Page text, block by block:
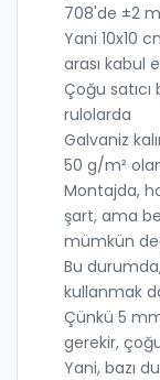
708'de ±2
Yani 10x10
arası kabul
Çoğu
rulolarda
Galvaniz
50 g/m²
Montajda,
şart, ama
mümkün
Bu
kullanmak
Çünkü 5
gerekir,
Yani, bazı